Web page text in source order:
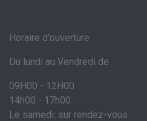
Horaire d'ouverture
Du lundi au Vendredi de
09H00 - 12H00
14h00 - 17h00
Le samedi: sur rendez-vous